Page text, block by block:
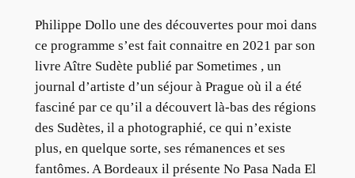
Philippe Dollo une des découvertes pour moi dans
ce programme s’est fait connaitre en 2021 par son
livre Aître Sudète publié par Sometimes , un
journal d’artiste d’un séjour à Prague où il a été
fasciné par ce qu’il a découvert là-bas des régions
des Sudètes, il a photographié, ce qui n’existe
plus, en quelque sorte, ses rémanences et ses
fantômes. A Bordeaux il présente No Pasa Nada El